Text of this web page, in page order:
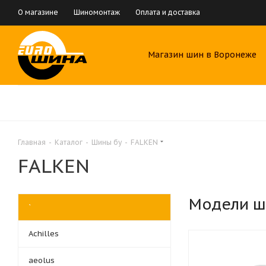
О магазине Шиномонтаж Оплата и доставка
Магазин шин в Воронеже
Главная - Каталог - Шины бу - FALKEN
FALKEN
Модели
`
Achilles
aeolus